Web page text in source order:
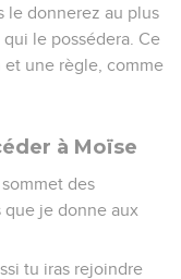
le donnerez au plus
le possédera. Ce
et une règle, comme
à Moïse
des
que je donne aux
tu iras rejoindre